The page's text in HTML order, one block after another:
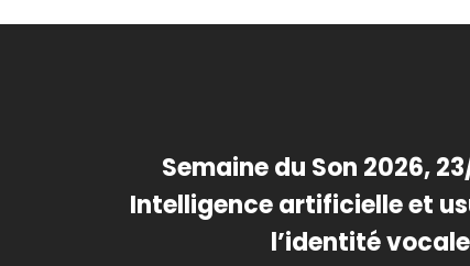
Semaine du Son 2026,
Intelligence artificielle et
l’identité vocale